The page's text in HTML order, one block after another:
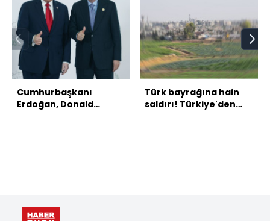
Cumhurbaşkanı
Erdoğan, Donald
Türk bayrağına hain
saldırı! Türkiye'den